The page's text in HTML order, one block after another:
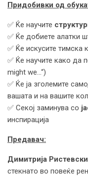
Придобивки од
✅ Ќе научите
✅ Ќе добиете алатки
✅ Ќе искусите тимска
✅ Ќе научите како да
might we…“)
✅ Ќе ја зголемите
вашата и на вашите
✅ Секој заминува со
инспирација
Предавач:
Димитрија Ристевски
стекнато во повеќе